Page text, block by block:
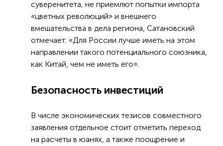
суверенитета, не приемлют попытки импорта
«цветных революций» и внешнего
вмешательства в дела региона, Сатановский
отмечает: «Для России лучше иметь на этом
направлении такого потенциального союзника,
как Китай, чем не иметь его».
Безопасность инвестиций
В числе экономических тезисов совместного
заявления отдельное стоит отметить переход
на расчеты в юанях, а также поощрение и